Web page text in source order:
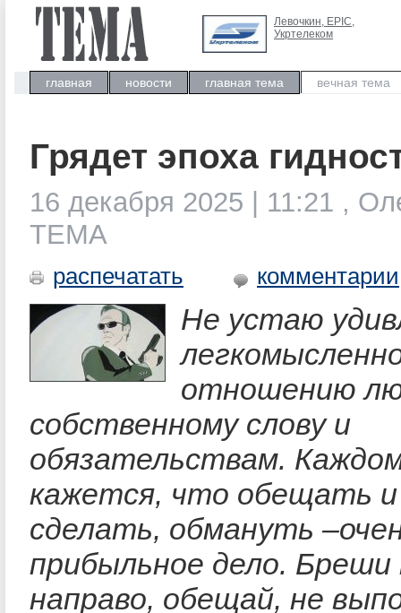
Левочкин, ЕРIC,
Укртелеком
главная новости главная тема вечная тема
Грядет эпоха
16 декабря 2025 | 11:21 ,
ТЕМА
распечатать комментарии
Не устаю
отношению
собственному слову и
обязательствам.
кажется, что обещать и
сделать, обмануть
прибыльное дело. Бреши
направо, обещай, не